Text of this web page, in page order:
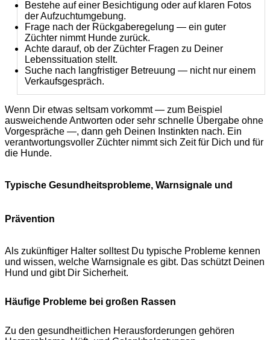
Bestehe auf einer Besichtigung oder auf klaren Fotos
der Aufzuchtumgebung.
Frage nach der Rückgaberegelung — ein guter
Züchter nimmt Hunde zurück.
Achte darauf, ob der Züchter Fragen zu Deiner
Lebenssituation stellt.
Suche nach langfristiger Betreuung — nicht nur einem
Verkaufsgespräch.
Wenn Dir etwas seltsam vorkommt — zum Beispiel
ausweichende Antworten oder sehr schnelle Übergabe ohne
Vorgespräche —, dann geh Deinen Instinkten nach. Ein
verantwortungsvoller Züchter nimmt sich Zeit für Dich und für
die Hunde.
Typische Gesundheitsprobleme, Warnsignale und
Prävention
Als zukünftiger Halter solltest Du typische Probleme kennen
und wissen, welche Warnsignale es gibt. Das schützt Deinen
Hund und gibt Dir Sicherheit.
Häufige Probleme bei großen Rassen
Zu den gesundheitlichen Herausforderungen gehören